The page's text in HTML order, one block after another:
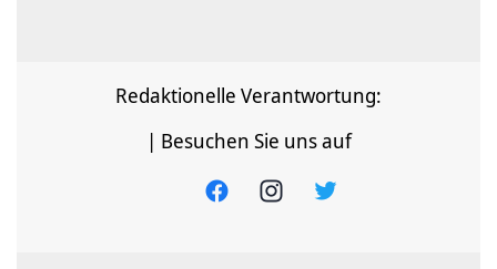
Redaktionelle Verantwortung:
| Besuchen Sie uns auf